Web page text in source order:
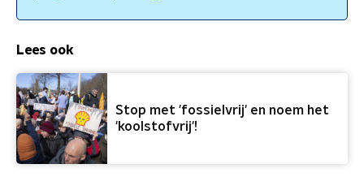
Lees ook
Stop met 'fossielvrij' en noem het
'koolstofvrij'!